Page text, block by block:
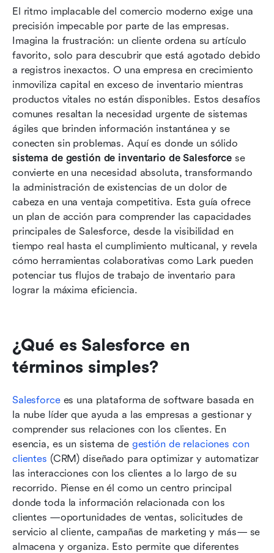
El ritmo implacable del comercio moderno exige una
precisión impecable por parte de las empresas.
Imagina la frustración: un cliente ordena su artículo
favorito, solo para descubrir que está agotado debido
a registros inexactos. O una empresa en crecimiento
inmoviliza capital en exceso de inventario mientras
productos vitales no están disponibles. Estos desafíos
comunes resaltan la necesidad urgente de sistemas
ágiles que brinden información instantánea y se
sistema de gestión de inventario de Salesforce se
convierte en una necesidad absoluta, transformando
la administración de existencias de un dolor de
cabeza en una ventaja competitiva. Esta guía ofrece
un plan de acción para comprender las capacidades
principales de Salesforce, desde la visibilidad en
tiempo real hasta el cumplimiento multicanal, y revela
cómo herramientas colaborativas como Lark pueden
potenciar tus flujos de trabajo de inventario para
lograr la máxima eficiencia.
¿Qué es Salesforce en
términos simples?
Salesforce es una plataforma de software basada en
la nube líder que ayuda a las empresas a gestionar y
comprender sus relaciones con los clientes. En
esencia, es un sistema de gestión de relaciones con
clientes (CRM) diseñado para optimizar y automatizar
las interacciones con los clientes a lo largo de su
recorrido. Piense en él como un centro principal
donde toda la información relacionada con los
clientes —oportunidades de ventas, solicitudes de
servicio al cliente, campañas de marketing y más— se
almacena y organiza. Esto permite que diferentes
tu sistema de gestión de inventario
¿Por qué considerar Lark para la gestión de
inventarios
Salesforce vs. Lark: ¿Cuál es mejor y cómo
elegir
Conclusión
Preguntas frecuentes
Lectura relacionada